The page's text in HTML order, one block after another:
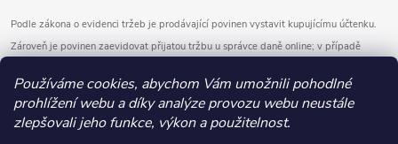
Používáme cookies, abychom Vám umožnili pohodlné
prohlížení webu a díky analýze provozu webu neustále
zlepšovali jeho funkce, výkon a použitelnost.
Podle zákona o evidenci tržeb je prodávající povinen vystavit kupujícímu účtenku.
Zároveň je povinen zaevidovat přijatou tržbu u správce daně online; v případě
Copyright 2026DOMYS. Všechna práva vyhrazena.